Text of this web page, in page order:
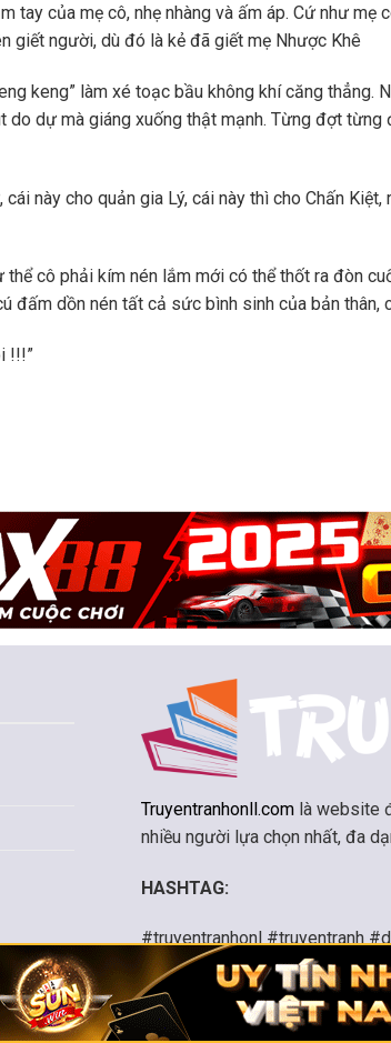
tay của mẹ cô, nhẹ nhàng và ấm áp. Cứ như
giết người, dù đó là kẻ đã giết mẹ Nhược Khê
keng” làm xé toạc bầu không khí căng thẳng.
do dự mà giáng xuống thật mạnh. Từng đợt
cái này cho quản gia Lý, cái này thì cho Chấn
thể cô phải kím nén lắm mới có thể thốt ra đòn
đấm dồn nén tất cả sức bình sinh của bản thân,
!!!”
Truyentranhonll.com là website
nhiều người lựa chọn nhất, đa
HASHTAG:
#truyentranhonl #truyentranh
#kiemhiep #khoahuyen